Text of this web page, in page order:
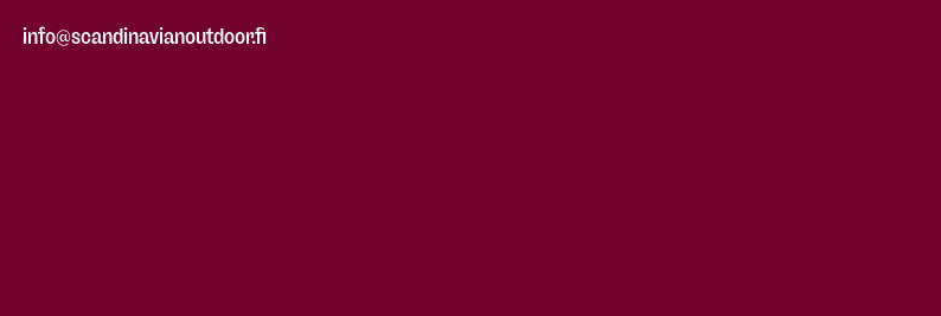
info@scandinavianoutdoor.fi